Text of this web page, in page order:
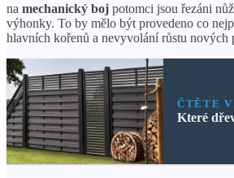
na mechanický boj potomci jsou řezáni
výhonky. To by mělo být provedeno co
hlavních kořenů a nevyvolání růstu nových
ČTĚTE
Které